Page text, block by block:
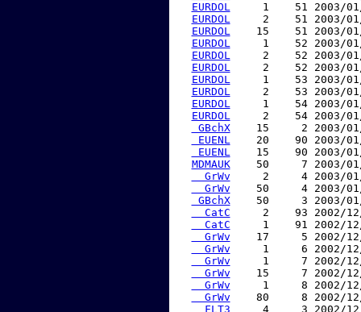
EURDOL
1    51 2003/
EURDOL
2    51 2003/
EURDOL
15    51 2003/
EURDOL
1    52 2003/
EURDOL
2    52 2003/
EURDOL
2    52 2003/
EURDOL
1    53 2003/
EURDOL
2    53 2003/
EURDOL
1    54 2003/
EURDOL
2    54 2003/
GBchX
15     2 2003/
EUENL
20    90 2003/
EUENL
15    90 2003/
MDMAUK
50     7 2003/
  GrWv
2     4 2003/
  GrWv
50     4 2003/
GBchX
50     3 2003/
  CatC
2    93 2002/
  CatC
1    91 2002/
  GrWv
17     5 2002/
  GrWv
1     6 2002/
  GrWv
1     7 2002/
  GrWv
15     7 2002/
  GrWv
1     8 2002/
  GrWv
80     8 2002/
  FLT3
4     3 2002/